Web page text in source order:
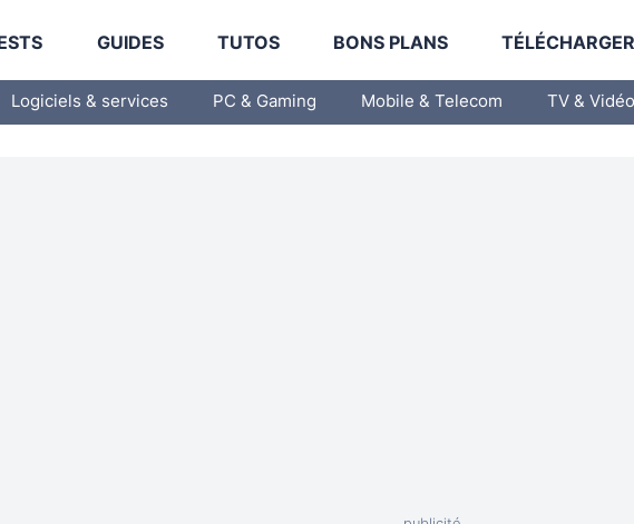
GUIDES TUTOS BONS PLANS
Logiciels & services PC & Gaming Mobile & Telecom TV & Vidéo